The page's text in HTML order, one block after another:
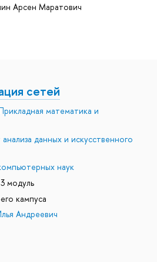
Арсен Маратович
сетей
математика и
данных и искусственного
наук
модуль
кампуса
Андреевич